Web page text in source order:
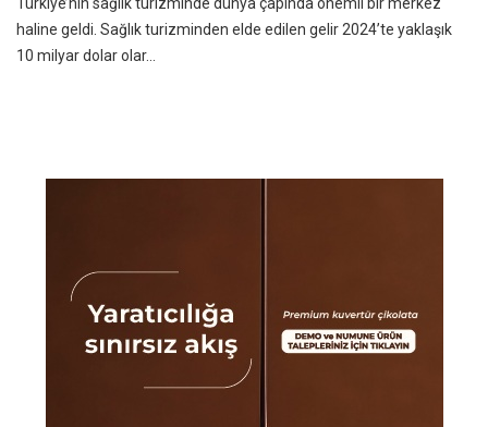
haline geldi. Sağlık turizminden elde edilen gelir 2024’te yaklaşık
10 milyar dolar olar...